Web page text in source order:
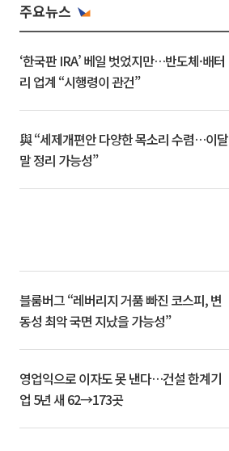
주요뉴스
‘한국판 IRA’ 베일 벗었지만…반도체·배터
리 업계 “시행령이 관건”
與 “세제개편안 다양한 목소리 수렴…이달
말 정리 가능성”
블룸버그 “레버리지 거품 빠진 코스피, 변
동성 최악 국면 지났을 가능성”
영업익으로 이자도 못 낸다…건설 한계기
업 5년 새 62→173곳